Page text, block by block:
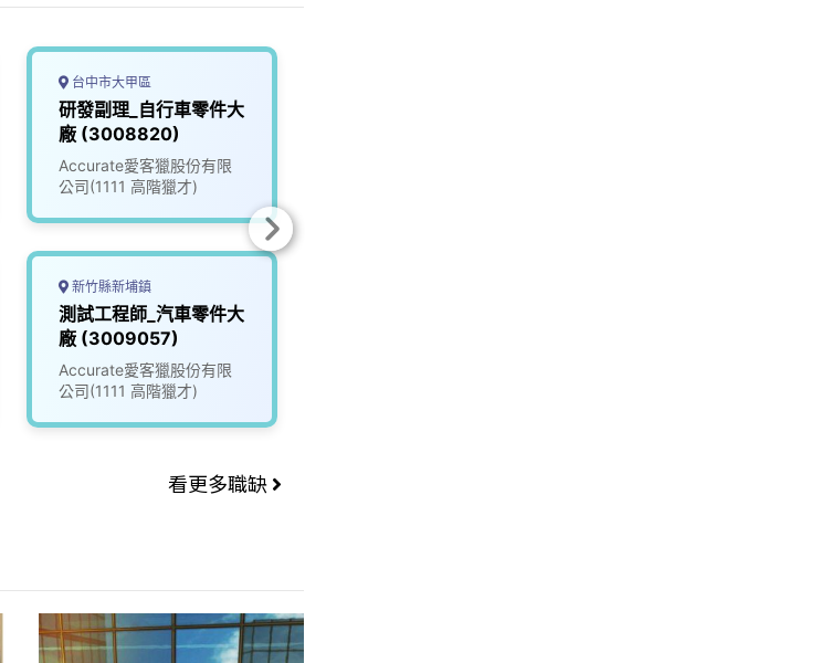
台中市大甲區
研發副理_自行車零件大
廠 (3008820)
Accurate愛客獵股份有限
公司(1111 高階獵才)
新竹縣新埔鎮
測試工程師_汽車零件大
廠 (3009057)
Accurate愛客獵股份有限
公司(1111 高階獵才)
看更多職缺